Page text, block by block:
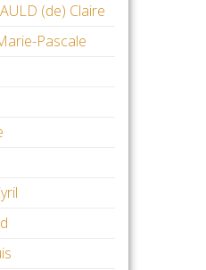
(de) Claire
Pascale